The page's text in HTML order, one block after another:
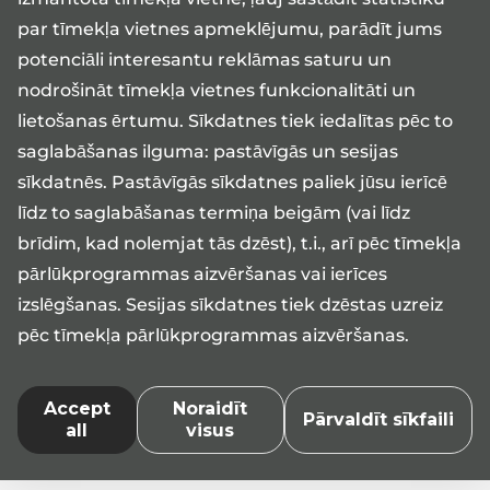
par tīmekļa vietnes apmeklējumu, parādīt jums
potenciāli interesantu reklāmas saturu un
nodrošināt tīmekļa vietnes funkcionalitāti un
lietošanas ērtumu. Sīkdatnes tiek iedalītas pēc to
saglabāšanas ilguma: pastāvīgās un sesijas
sīkdatnēs. Pastāvīgās sīkdatnes paliek jūsu ierīcē
līdz to saglabāšanas termiņa beigām (vai līdz
brīdim, kad nolemjat tās dzēst), t.i., arī pēc tīmekļa
pārlūkprogrammas aizvēršanas vai ierīces
izslēgšanas. Sesijas sīkdatnes tiek dzēstas uzreiz
pēc tīmekļa pārlūkprogrammas aizvēršanas.
Accept
all
Noraidīt
visus
Pārvaldīt sīkfaili
Intrauterīnās spirāles ievadīšana
Grūtniecības pārtraukšana
Medita klīnikā sniedz vairāk kā 2100 ķirurģijas
procedūru un operāciju gadā.
Reģistrācija 17101*
medita@medita.ee